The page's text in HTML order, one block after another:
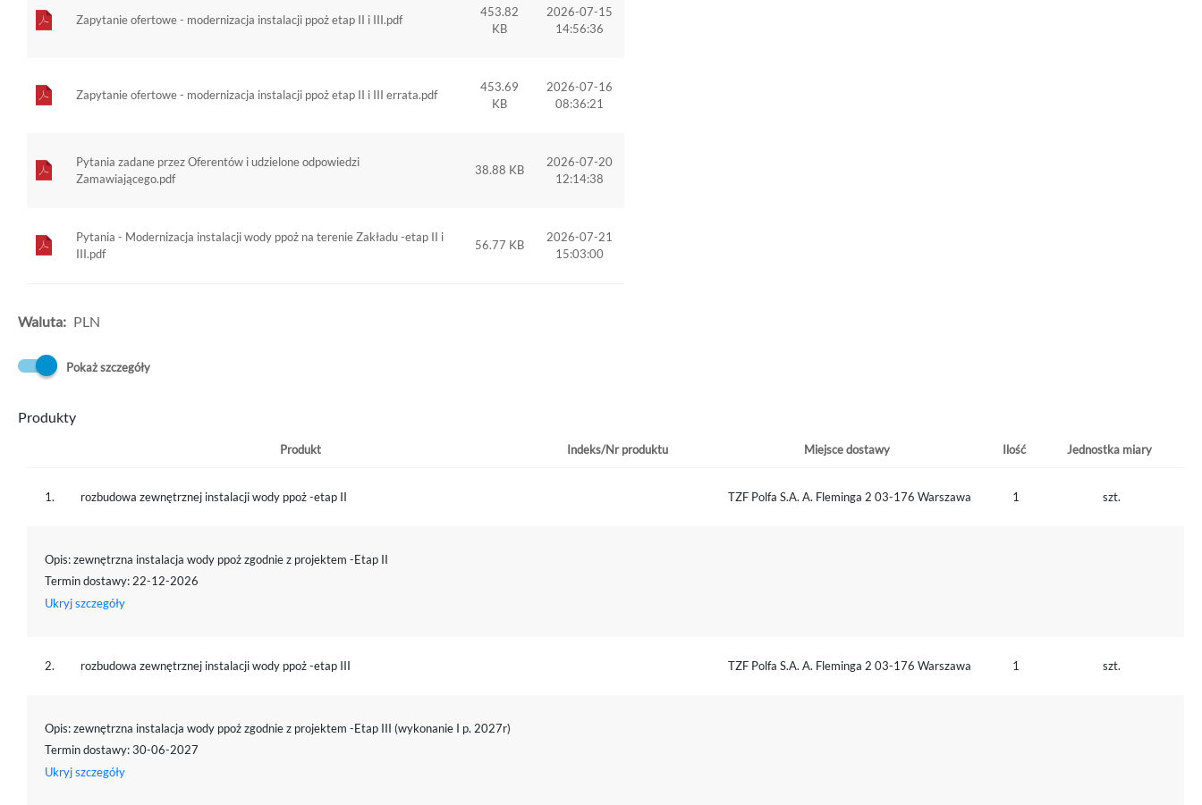
Zapytanie ofertowe - modernizacja instalacji ppoż etap II i III.pdf
453.82
KB
2026-07-15
14:56:36
Zapytanie ofertowe - modernizacja instalacji ppoż etap II i III errata.pdf
453.69
KB
2026-07-16
08:36:21
Pytania zadane przez Oferentów i udzielone odpowiedzi
Zamawiającego.pdf
38.88 KB
2026-07-20
12:14:38
Pytania - Modernizacja instalacji wody ppoż na terenie Zakładu -etap II i
III.pdf
56.77 KB
2026-07-21
15:03:00
Waluta: PLN
Pokaż szczegóły
Produkty
Produkt Indeks/Nr produktu Miejsce dostawy Ilość Jednostka miary
1. rozbudowa zewnętrznej instalacji wody ppoż -etap II TZF Polfa S.A. A. Fleminga 2 03-176 Warszawa 1 szt.
Opis: zewnętrzna instalacja wody ppoż zgodnie z projektem -Etap II
Termin dostawy: 22-12-2026
Ukryj szczegóły
2. rozbudowa zewnętrznej instalacji wody ppoż -etap III TZF Polfa S.A. A. Fleminga 2 03-176 Warszawa 1 szt.
Opis: zewnętrzna instalacja wody ppoż zgodnie z projektem -Etap III (wykonanie I p. 2027r)
Termin dostawy: 30-06-2027
Ukryj szczegóły